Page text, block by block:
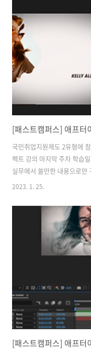
성이 좋다 🍽️ 메뉴 메뉴는 순
일코스요리 한 가지다 단지
하다 주말 저녁 기준 메뉴는
필수이고, 저녁은 주류가 필수
국민취업지원제도 2유형에
펙트 강의 마지막 주차 학습
실무에서 쓸만한 내용으로만
이번 주차에는 트랙킹, 인코
가 나서 재부팅도 해보고 5
막으로 한 번 더 시도해보고
묶은 챕터가 있다 초보자가
용인데 별 것 아닌 것 같아도
서 당황할 수 있는 포인트들
2023. 1. 25.